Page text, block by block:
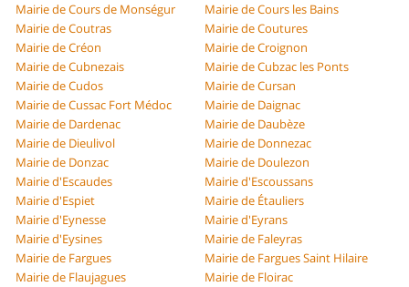
Mairie de Cours de Monségur
Mairie de Cours les Bains
Mairie de Coutras
Mairie de Coutures
Mairie de Créon
Mairie de Croignon
Mairie de Cubnezais
Mairie de Cubzac les Ponts
Mairie de Cudos
Mairie de Cursan
Mairie de Cussac Fort Médoc
Mairie de Daignac
Mairie de Dardenac
Mairie de Daubèze
Mairie de Dieulivol
Mairie de Donnezac
Mairie de Donzac
Mairie de Doulezon
Mairie d'Escaudes
Mairie d'Escoussans
Mairie d'Espiet
Mairie de Étauliers
Mairie d'Eynesse
Mairie d'Eyrans
Mairie d'Eysines
Mairie de Faleyras
Mairie de Fargues
Mairie de Fargues Saint Hilaire
Mairie de Flaujagues
Mairie de Floirac